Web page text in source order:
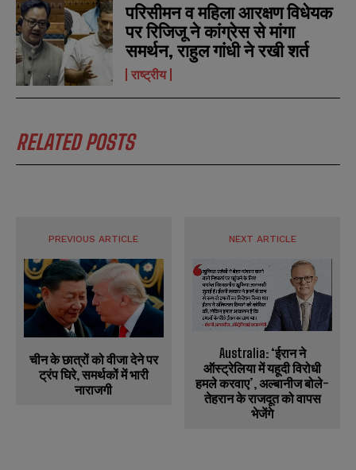
परिसीमन व महिला आरक्षण विधेयक
पर रिजिजू ने कांग्रेस से मांगा
समर्थन, राहुल गांधी ने रखी शर्त
राष्ट्रीय
RELATED POSTS
PREVIOUS ARTICLE
चीन के छात्रों को वीजा देने पर
ट्रंप घिरे, समर्थकों में भारी
नाराजगी
NEXT ARTICLE
Australia: ‘ईरान ने
ऑस्ट्रेलिया में यहूदी विरोधी
हमले करवाए’, अल्बानीज बोले-
तेहरान के राजदूत को वापस
भेजेंगे